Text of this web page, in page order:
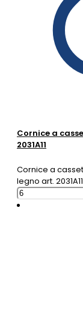
Cornice a
2031A11
Cornice a
legno art.